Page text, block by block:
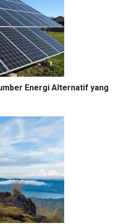
Energi Alternatif yang